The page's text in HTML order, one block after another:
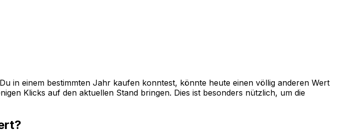
in einem bestimmten Jahr kaufen konntest, könnte heute einen völlig anderen Wert
Klicks auf den aktuellen Stand bringen. Dies ist besonders nützlich, um die